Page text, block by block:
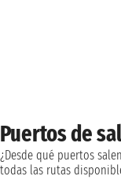
Puertos de
¿Desde qué puertos
todas las rutas